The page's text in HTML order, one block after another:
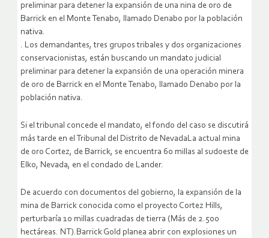
preliminar para detener la expansión de una nina de oro de
Barrick en el Monte Tenabo, llamado Denabo por la población
nativa.
. Los demandantes, tres grupos tribales y dos organizaciones
conservacionistas, están buscando un mandato judicial
preliminar para detener la expansión de una operación minera
de oro de Barrick en el Monte Tenabo, llamado Denabo por la
población nativa.
Si el tribunal concede el mandato, el fondo del caso se discutirá
más tarde en el Tribunal del Distrito de NevadaLa actual mina
de oro Cortez, de Barrick, se encuentra 60 millas al sudoeste de
Elko, Nevada, en el condado de Lander.
De acuerdo con documentos del gobierno, la expansión de la
mina de Barrick conocida como el proyecto Cortez Hills,
perturbaría 10 millas cuadradas de tierra (Más de 2.500
hectáreas. NT).Barrick Gold planea abrir con explosiones un